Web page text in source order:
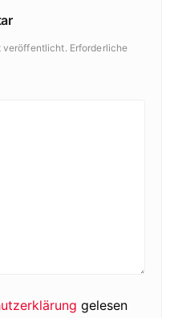
veröffentlicht. Erforderliche
gelesen